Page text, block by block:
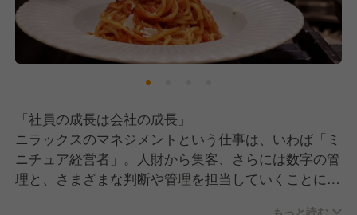
「社員の成長は会社の成長」
ニラックスのマネジメントという仕事は、いわば「ミ
ニチュア経営者」。人財から集客、さらには数字の管
理と、さまざまな判断や管理を担当していくことにな
もっと読む